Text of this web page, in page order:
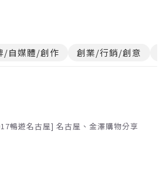
/自媒體/創作 創業/行銷/創意
暢遊名古屋] 名古屋、金澤購物分享